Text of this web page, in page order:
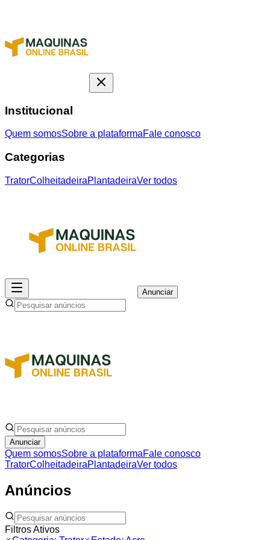
Institucional
Quem somosSobre a plataformaFale conosco
Categorias
TratorColheitadeiraPlantadeiraVer todos
Anunciar
Anunciar
Quem somosSobre a plataformaFale conosco
TratorColheitadeiraPlantadeiraVer todos
Anúncios
Filtros Ativos